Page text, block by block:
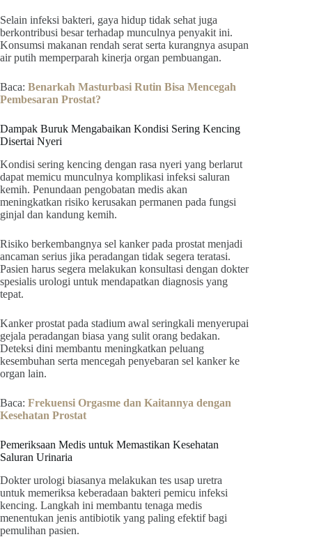
Selain infeksi bakteri, gaya hidup tidak sehat juga
berkontribusi besar terhadap munculnya penyakit ini.
Konsumsi makanan rendah serat serta kurangnya asupan
air putih memperparah kinerja organ pembuangan.
Baca: Benarkah Masturbasi Rutin Bisa Mencegah
Pembesaran Prostat?
Dampak Buruk Mengabaikan Kondisi Sering Kencing
Disertai Nyeri
Kondisi sering kencing dengan rasa nyeri yang berlarut
dapat memicu munculnya komplikasi infeksi saluran
kemih. Penundaan pengobatan medis akan
meningkatkan risiko kerusakan permanen pada fungsi
ginjal dan kandung kemih.
Risiko berkembangnya sel kanker pada prostat menjadi
ancaman serius jika peradangan tidak segera teratasi.
Pasien harus segera melakukan konsultasi dengan dokter
spesialis urologi untuk mendapatkan diagnosis yang
tepat.
Kanker prostat pada stadium awal seringkali menyerupai
gejala peradangan biasa yang sulit orang bedakan.
Deteksi dini membantu meningkatkan peluang
kesembuhan serta mencegah penyebaran sel kanker ke
organ lain.
Baca: Frekuensi Orgasme dan Kaitannya dengan
Kesehatan Prostat
Pemeriksaan Medis untuk Memastikan Kesehatan
Saluran Urinaria
Dokter urologi biasanya melakukan tes usap uretra
untuk memeriksa keberadaan bakteri pemicu infeksi
kencing. Langkah ini membantu tenaga medis
menentukan jenis antibiotik yang paling efektif bagi
pemulihan pasien.